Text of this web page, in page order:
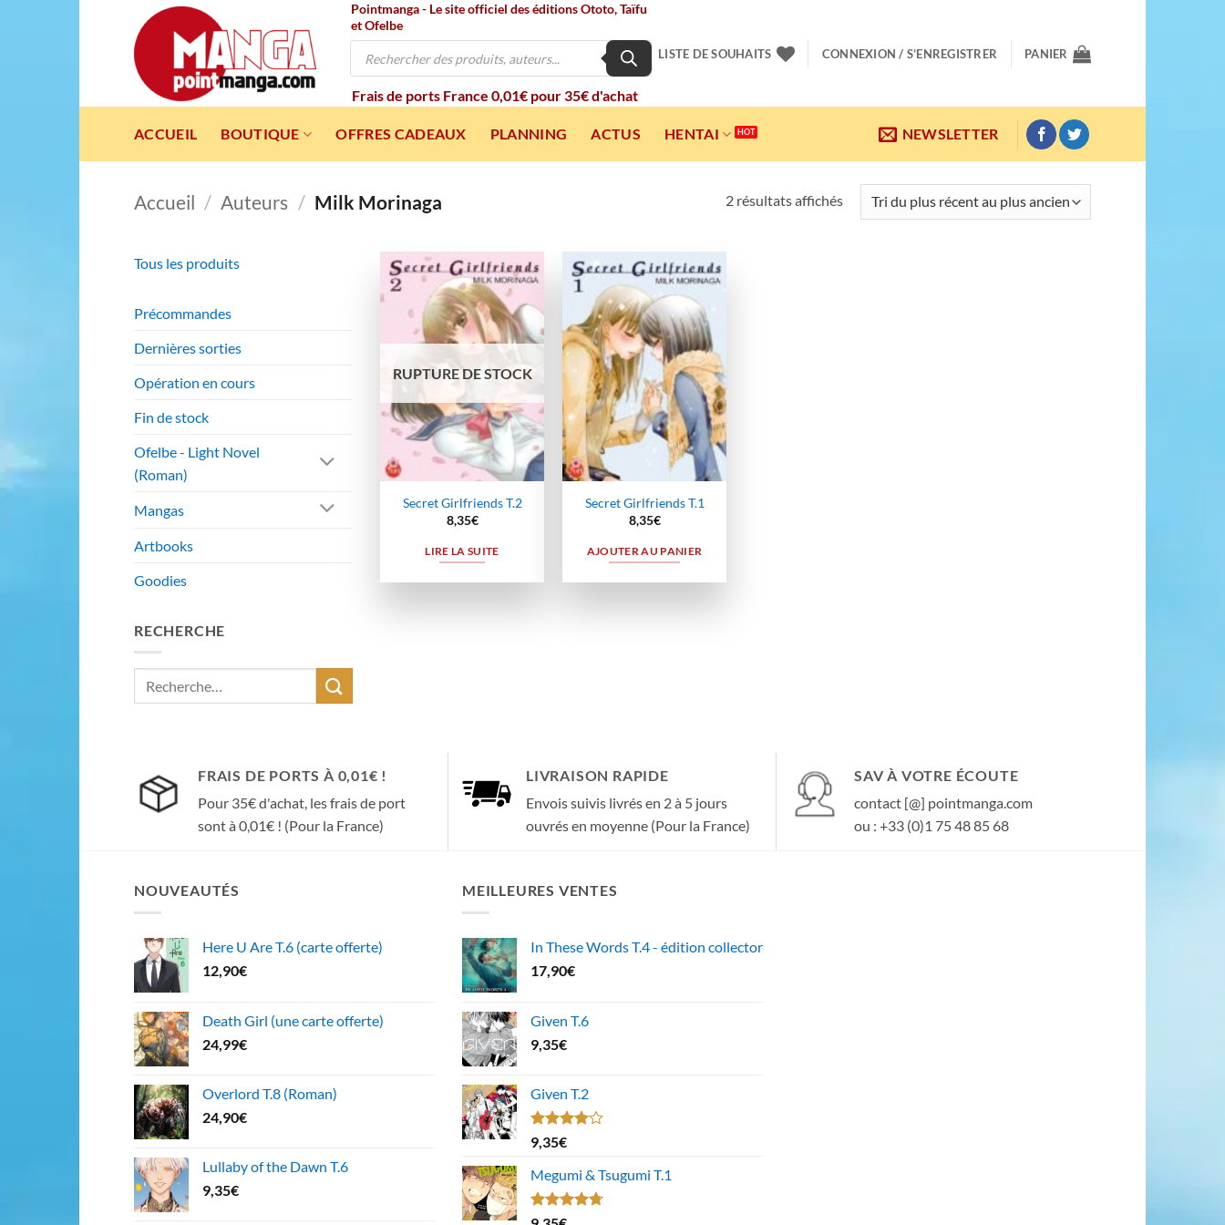
Pointmanga - Le site officiel des éditions Ototo, Taïfu
et Ofelbe
Recherche
Frais de ports France 0,01€ pour 35€ d'achat
LISTE DE SOUHAITS CONNEXION / S’ENREGISTRER PANIER
ACCUEIL BOUTIQUE OFFRES CADEAUX PLANNING ACTUS HENTAI NEWSLETTER
Accueil / Auteurs / Milk Morinaga 2 résultats affichésTrié
Tous les produits
Précommandes
Dernières sorties
Opération en cours
Fin de stock
Ofelbe - Light Novel
(Roman)
Mangas
Artbooks
Goodies
RECHERCHE
Ajouter
à la
wishlist
RUPTURE DE STOCK
Secret Girlfriends T.2
8,35€
LIRE LA SUITE
Ajouter
à la
wishlist
Secret Girlfriends T.1
8,35€
AJOUTER AU PANIER
FRAIS DE PORTS À 0,01€ !
Pour 35€ d'achat, les frais de port
sont à 0,01€ ! (Pour la France)
LIVRAISON RAPIDE
Envois suivis livrés en 2 à 5 jours
ouvrés en moyenne (Pour la France)
SAV À VOTRE ÉCOUTE
contact [@] pointmanga.com
ou : +33 (0)1 75 48 85 68
NOUVEAUTÉS
Here U Are T.6 (carte offerte)
12,90€
Death Girl (une carte offerte)
24,99€
Overlord T.8 (Roman)
24,90€
Lullaby of the Dawn T.6
9,35€
MEILLEURES VENTES
In These Words T.4 - édition collector
17,90€
Given T.6
9,35€
Given T.2
Note
4.00
5
9,35€
Megumi & Tsugumi T.1
Note4.67